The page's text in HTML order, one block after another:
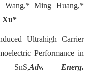
Wang,* Ming Huang,*
Xu*
Ultrahigh Carrier
Performance in
Adv. Energ.